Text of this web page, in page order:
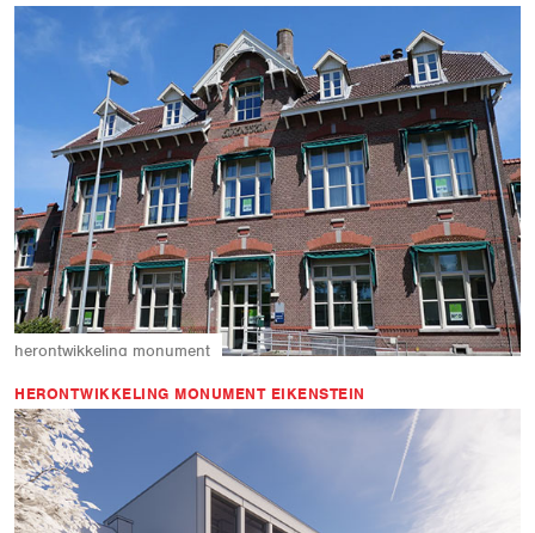
herontwikkeling monument
HERONTWIKKELING MONUMENT EIKENSTEIN